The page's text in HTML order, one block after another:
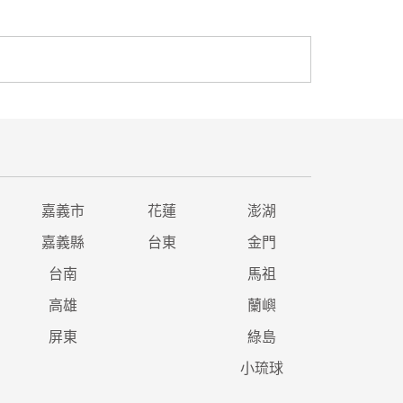
嘉義市 花蓮 澎湖
嘉義縣 台東 金門
台南 馬祖
高雄 蘭嶼
屏東 綠島
小琉球